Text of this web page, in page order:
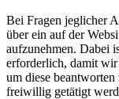
Bei Fragen jeglicher
über ein auf der
aufzunehmen. Dabei
erforderlich, damit
um diese
freiwillig getätigt